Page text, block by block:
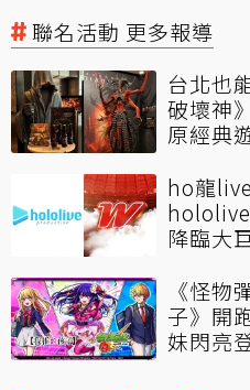
聯名活動 更多報導
台北也
破壞神
原經典
ho龍
降臨大
《怪物
子》開
妹閃亮